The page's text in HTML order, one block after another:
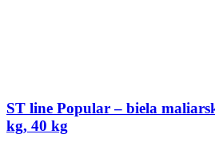
ST line Popular – biela
kg, 40 kg